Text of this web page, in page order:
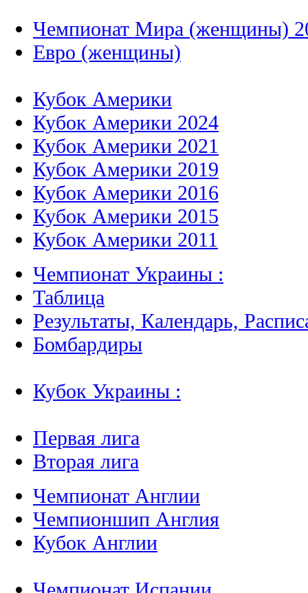
Чемпионат Мира (женщины)
Евро (женщины)
Кубок Америки
Кубок Америки 2024
Кубок Америки 2021
Кубок Америки 2019
Кубок Америки 2016
Кубок Америки 2015
Кубок Америки 2011
Чемпионат Украины :
Таблица
Результаты, Календарь,
Бомбардиры
Кубок Украины :
Первая лига
Вторая лига
Чемпионат Англии
Чемпионшип Англия
Кубок Англии